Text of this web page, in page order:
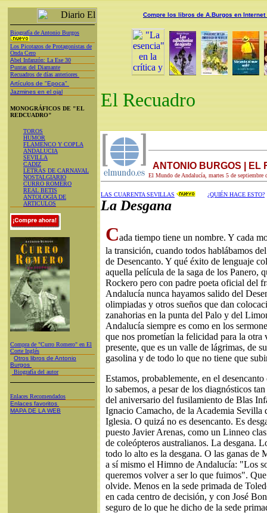
Biografía de Antonio Burgos
Los Picotazos de Protagonistas de
Onda Cero
Abel Infanzón: La Ese 30
Puntas del Diamante
Recuadros de días anteriores
Artículos de "Epoca"
Jazmines en el ojal
MONOGRÁFICOS DE "EL
REDCUADRO"
TOROS
HUMOR
FLAMENCO Y COPLA
ANDALUCIA
SEVILLA
CADIZ
LETRAS DE CARNAVAL
NOSTALGIARIO
CURRO ROMERO
REAL BETIS
ANTOLOGÍA DE
ARTICULOS
Compra de "Curro Romero" en El
Corte Inglés
Otros libros de Antonio
Burgos
Biografía del autor
Enlaces Recomendados
Enlaces favoritos
MAPA DE LA WEB
Compre los libros de A.Burgos en Internet
El Recuadro
El Mundo de Andalucía, martes 5 de septiembre
LAS CUARENTA SEVILLAS ¿QUIÉN HACE ESTO?
ANTONIO BURGOS | EL
La Desgana
Cada tiempo tiene un nombre. Y cada
la transición, cuando todos hablábamos
de Desencanto. Y qué éxito de lenguaje
aquella película de la saga de los Panero,
Rockero pero con padre poeta oficial del
Andalucía nunca hayamos salido del
olimpiadas y otros sueños que dan
zanahorias en la punta del Palo y del
Andalucía siempre es como en los
que nos prometían la felicidad para la otra
presente, que es un valle de lágrimas, de
gasolina y de todo lo que no tiene que
Estamos, probablemente, en el
lo sabemos, a pesar de los diagnósticos
del aniversario del fusilamiento de Blas
Ignacio Camacho, de la Academia Sevilla
Iglesia. O quizá no es desencanto. Es
puesto Javier Arenas, como un Linneo
de coleópteros australianos. La desgana.
todo lo alto es la desgana. O las ganas de
a sí mismo el Himno de Andalucía: "Los
queremos volver a ser lo que fuimos".
olvide. Menos en la sede primada de
en cada centro de decisión, y con José
seguro de lo que he dicho de la sede